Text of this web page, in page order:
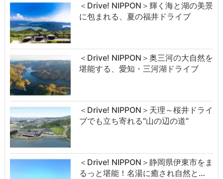
＜Drive! NIPPON＞輝く海と湖の美景
に包まれる、夏の福井ドライブ
＜Drive! NIPPON＞奥三河の大自然を
堪能する、愛知・三河湖ドライブ
＜Drive! NIPPON＞天理～桜井ドライ
ブでも立ち寄れる“山の辺の道”
＜Drive! NIPPON＞静岡県伊東市をま
るっと堪能！名湯に癒され自然と…